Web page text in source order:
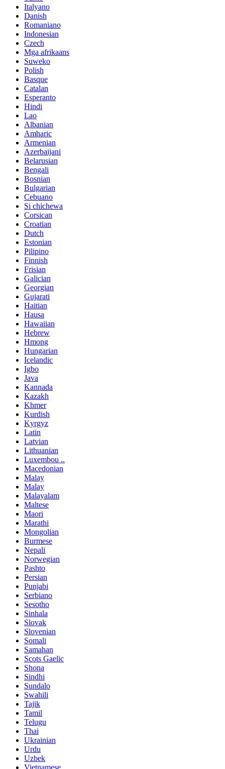
Italyano
Danish
Romaniano
Indonesian
Czech
Mga afrikaans
Suweko
Polish
Basque
Catalan
Esperanto
Hindi
Lao
Albanian
Amharic
Armenian
Azerbaijani
Belarusian
Bengali
Bosnian
Bulgarian
Cebuano
Si chichewa
Corsican
Croatian
Dutch
Estonian
Pilipino
Finnish
Frisian
Galician
Georgian
Gujarati
Haitian
Hausa
Hawaiian
Hebrew
Hmong
Hungarian
Icelandic
Igbo
Java
Kannada
Kazakh
Khmer
Kurdish
Kyrgyz
Latin
Latvian
Lithuanian
Luxembou ..
Macedonian
Malay
Malay
Malayalam
Maltese
Maori
Marathi
Mongolian
Burmese
Nepali
Norwegian
Pashto
Persian
Punjabi
Serbiano
Sesotho
Sinhala
Slovak
Slovenian
Somali
Samahan
Scots Gaelic
Shona
Sindhi
Sundalo
Swahili
Tajik
Tamil
Telugu
Thai
Ukrainian
Urdu
Uzbek
Vietnamese